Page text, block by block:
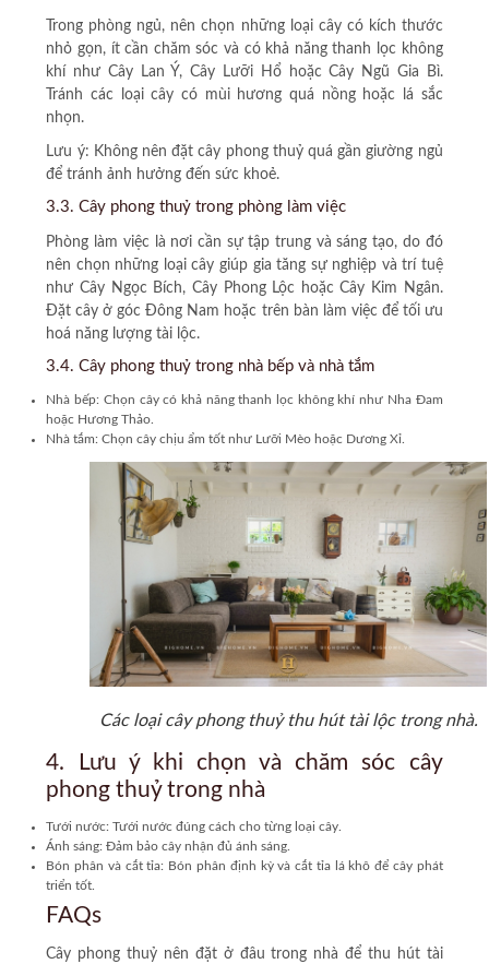
Trong phòng ngủ, nên chọn những loại cây có kích thước
nhỏ gọn, ít cần chăm sóc và có khả năng thanh lọc không
khí như Cây Lan Ý, Cây Lưỡi Hổ hoặc Cây Ngũ Gia Bì.
Tránh các loại cây có mùi hương quá nồng hoặc lá sắc
nhọn.
Lưu ý: Không nên đặt cây phong thuỷ quá gần giường ngủ
để tránh ảnh hưởng đến sức khoẻ.
3.3. Cây phong thuỷ trong phòng làm việc
Phòng làm việc là nơi cần sự tập trung và sáng tạo, do đó
nên chọn những loại cây giúp gia tăng sự nghiệp và trí tuệ
như Cây Ngọc Bích, Cây Phong Lộc hoặc Cây Kim Ngân.
Đặt cây ở góc Đông Nam hoặc trên bàn làm việc để tối ưu
hoá năng lượng tài lộc.
3.4. Cây phong thuỷ trong nhà bếp và nhà tắm
Nhà bếp: Chọn cây có khả năng thanh lọc không khí như Nha Đam
hoặc Hương Thảo.
Nhà tắm: Chọn cây chịu ẩm tốt như Lưỡi Mèo hoặc Dương Xỉ.
Các loại cây phong thuỷ thu hút tài lộc trong nhà.
4. Lưu ý khi chọn và chăm sóc cây
phong thuỷ trong nhà
Tưới nước: Tưới nước đúng cách cho từng loại cây.
Ánh sáng: Đảm bảo cây nhận đủ ánh sáng.
Bón phân và cắt tỉa: Bón phân định kỳ và cắt tỉa lá khô để cây phát
triển tốt.
FAQs
Cây phong thuỷ nên đặt ở đâu trong nhà để thu hút tài